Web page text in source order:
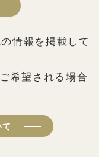
情報を掲載して
希望される場合